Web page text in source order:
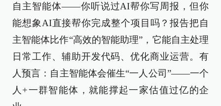
自主智能体——你听说过AI帮你写周报，但你
能想象AI直接帮你完成整个项目吗？报告把自
主智能体比作“高效的智能助理”，它能自主处理
日常工作、辅助开发代码、优化商业运营。有
人预言：自主智能体会催生“一人公司”——一个
人+一群智能体，就能撑起一家估值过亿的企